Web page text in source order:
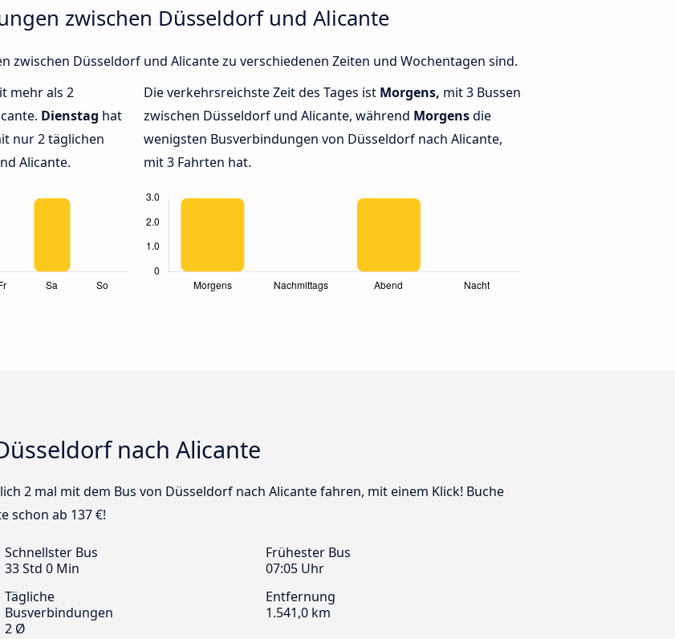
zwischen Düsseldorf und Alicante
zwischen Düsseldorf und Alicante zu verschiedenen Zeiten und Wochentagen sind.
mehr als 2
Dienstag hat
nur 2 täglichen
Alicante.
Die verkehrsreichste Zeit des Tages ist Morgens, mit 3 Bussen
zwischen Düsseldorf und Alicante, während Morgensdie
wenigsten Busverbindungen von Düsseldorf nach Alicante,
mit 3 Fahrten hat.
nach Alicante
2 mal mit dem Bus von Düsseldorf nach Alicante fahren, mit einem Klick! Buche
schon ab 137 €!
Schnellster Bus
33 Std 0 Min
Frühester Bus
07:05 Uhr
Tägliche
Busverbindungen
2 Ø
Entfernung
1.541,0 km